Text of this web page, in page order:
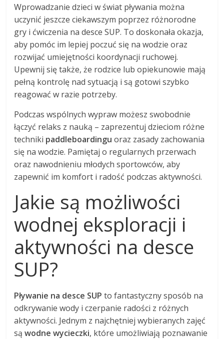
Wprowadzanie dzieci w świat pływania można
uczynić jeszcze ciekawszym poprzez różnorodne
gry i ćwiczenia na desce SUP. To doskonała okazja,
aby pomóc im lepiej poczuć się na wodzie oraz
rozwijać umiejętności koordynacji ruchowej.
Upewnij się także, że rodzice lub opiekunowie mają
pełną kontrolę nad sytuacją i są gotowi szybko
reagować w razie potrzeby.
Podczas wspólnych wypraw możesz swobodnie
łączyć relaks z nauką – zaprezentuj dzieciom różne
techniki paddleboardingu oraz zasady zachowania
się na wodzie. Pamiętaj o regularnych przerwach
oraz nawodnieniu młodych sportowców, aby
zapewnić im komfort i radość podczas aktywności.
Jakie są możliwości
wodnej eksploracji i
aktywności na desce
SUP?
Pływanie na desce SUP to fantastyczny sposób na
odkrywanie wody i czerpanie radości z różnych
aktywności. Jednym z najchętniej wybieranych zajęć
sąwodne wycieczki, które umożliwiają poznawanie